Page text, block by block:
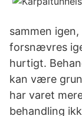
sammen
forsnævres
hurtigt.
kan være
har varet
behandling